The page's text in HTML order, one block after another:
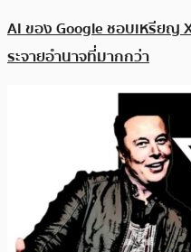
AI ของ Google ชอบเหรียญ
ระจายอำนาจที่มากกว่า